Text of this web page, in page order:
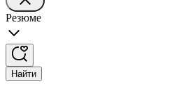
Резюме
Найти